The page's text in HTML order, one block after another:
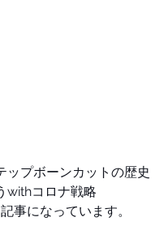
ップボーンカットの歴史
withコロナ戦略
事になっています。